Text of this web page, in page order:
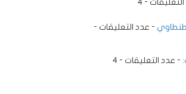
- 4
- عدد التعليقات -
- عدد التعليقات - 4